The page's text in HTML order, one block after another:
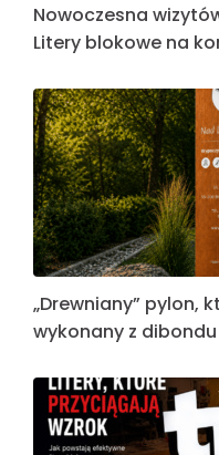
Nowoczesna
Litery blokowe na
„Drewniany” pylon,
wykonany z dibondu